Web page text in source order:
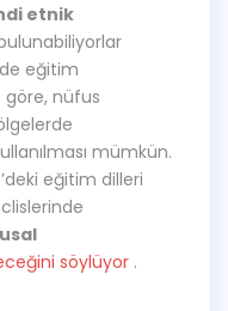
etnik
eğitim
göre, nüfus
mümkün.
eğitim dilleri
söylüyor .